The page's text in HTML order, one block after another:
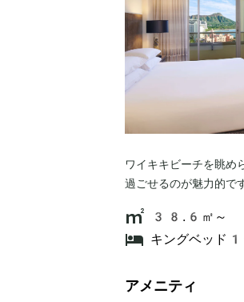
ワイキキビーチを眺め
過ごせるのが魅力的で
38.6㎡～
キングベッド
アメニティ